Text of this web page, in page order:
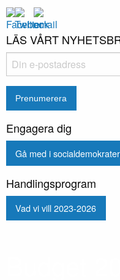
LÄS VÅRT
Engagera dig
Gå med i
Handlingsprogram
Vad vi vill 2023-2026